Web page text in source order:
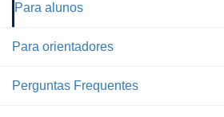
Para alunos
Para orientadores
Perguntas Frequentes